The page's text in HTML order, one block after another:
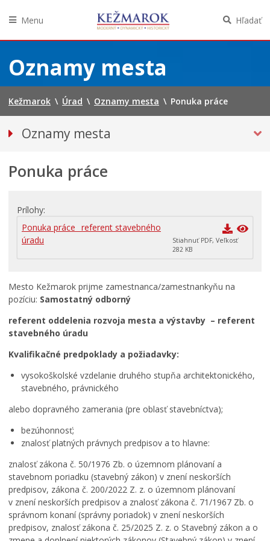
obsah
Menu Hľadať
Oznamy mesta
Kežmarok \ Úrad \ Oznamy mesta \ Ponuka práce
Oznamy mesta
Bezpečnosť
Doprava, údržba komunikácií
Financie
Kultúra, šport a propagácia
Rodina, život, bývanie
Školstvo
Stavby, prenájmy a pozemky
ZAMESTNANIE V SAMOSPRÁVE
Životné prostredie a odpady
Ponuka práce
Prílohy
Ponuka práce_ referent stavebného
úradu
Stiahnuť PDF, Veľkosť
282 KB
Mesto Kežmarok prijme zamestnanca/zamestnankyňu na
pozíciu: Samostatný odborný
referent oddelenia rozvoja mesta a výstavby – referent
stavebného úradu
Kvalifikačné predpoklady a požiadavky:
vysokoškolské vzdelanie druhého stupňa architektonického,
stavebného, právnického
alebo dopravného zamerania (pre oblasť stavebníctva);
bezúhonnosť;
znalosť platných právnych predpisov a to hlavne:
znalosť zákona č. 50/1976 Zb. o územnom plánovaní a
stavebnom poriadku (stavebný zákon) v znení neskorších
predpisov, zákona č. 200/2022 Z. z. o územnom plánovaní
v znení neskorších predpisov a znalosť zákona č. 71/1967 Zb. o
správnom konaní (správny poriadok) v znení neskorších
predpisov, znalosť zákona č. 25/2025 Z. z. o Stavebný zákon a o